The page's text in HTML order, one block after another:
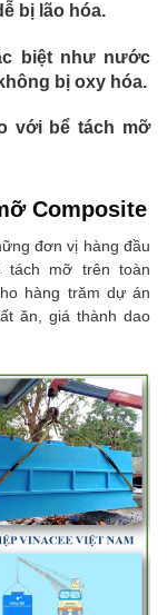
bị lão hóa.
biệt như nước
bị oxy hóa.
với bể tách mỡ
Composite
đơn vị hàng đầu
tách mỡ trên toàn
hàng trăm dự án
ăn, giá thành dao